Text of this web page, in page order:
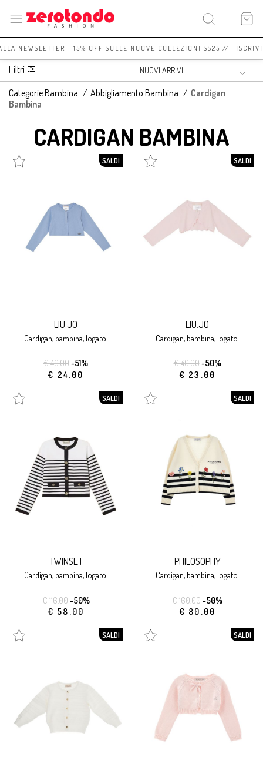
NEWSLETTER - 15% OFF SULLE NUOVE COLLEZIONI SS25 //
Filtri
Categorie Bambina / Abbigliamento Bambina / Cardigan
Bambina
CARDIGAN BAMBINA
SALDI
LIU.JO
cardigan, bambina, logato.
€ 49.00-51%
€ 24.00
SALDI
LIU.JO
cardigan, bambina, logato.
€ 46.00-50%
€ 23.00
SALDI
TWINSET
cardigan, bambina, logato.
€ 116.00-50%
€ 58.00
SALDI
PHILOSOPHY
cardigan, bambina, logato.
€ 160.00-50%
€ 80.00
SALDI SALDI